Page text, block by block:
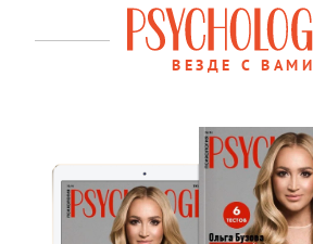
ВЕЗДЕ С ВАМИ